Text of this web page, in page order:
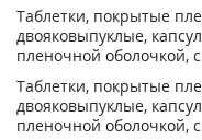
Таблетки, покрытые
двояковыпуклые,
пленочной оболочкой,
Таблетки, покрытые
двояковыпуклые,
пленочной оболочкой,